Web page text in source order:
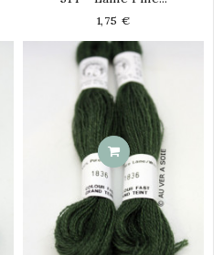
Prix
1,75 €